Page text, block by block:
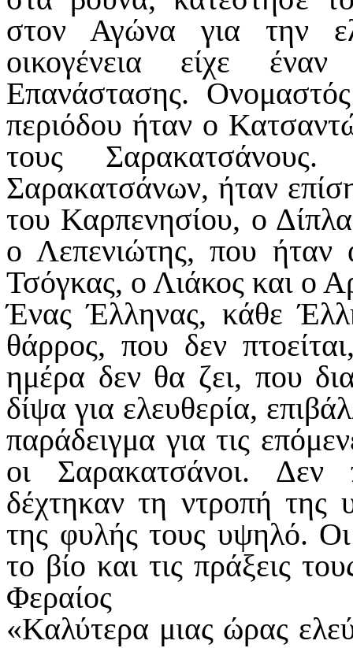
στον Αγώνα για την
οικογένεια είχε
Επανάστασης.
περιόδου ήταν ο
τους
Σαρακατσάνων, ήταν
του Καρπενησίου, ο
ο Λεπενιώτης, που
Τσόγκας, ο Λιάκος και ο
Ένας Έλληνας, κάθε
θάρρος, που δεν
ημέρα δεν θα ζει, που
δίψα για ελευθερία,
παράδειγμα για τις
οι Σαρακατσάνοι. Δεν
δέχτηκαν τη ντροπή της
της φυλής τους υψηλό. Οι
το βίο και τις πράξεις
Φεραίος
«Καλύτερα μιας ώρας